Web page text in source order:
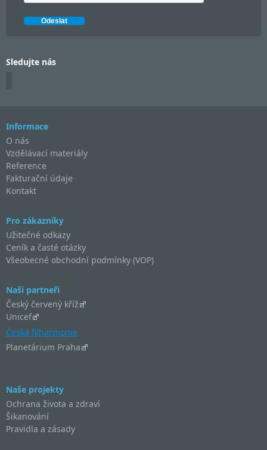
Sledujte nás
Informace
O nás
Vzdělávací materiály
Reference
Fakturační údaje
Kontakt
Pro zákazníky
Užitečné odkazy
Ceník a časté otázky
Všeobecné obchodní podmínky (VOP)
Naši partneři
Český červený kříž
Unicef
Česká filharmonie
Planetárium Praha
Naše projekty
Ochrana života a zdraví
Šikanování
Pravidla a zásady